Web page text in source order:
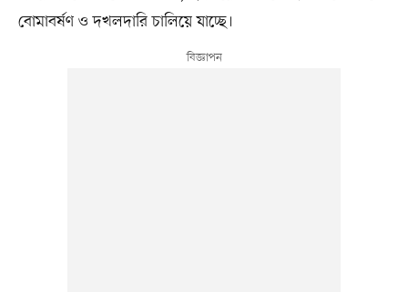
বোমাবর্ষণ ও দখলদারি চালিয়ে যাচ্ছে।